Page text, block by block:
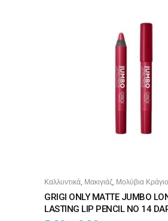
ΠΡΟΣΘΉΚΗ ΣΤΟ ΚΑΛΆΘΙ
Καλλυντικά, Μακιγιάζ, Μολύβια
GRIGI ONLY MATTE JUMBO
LASTING LIP PENCIL NO 14